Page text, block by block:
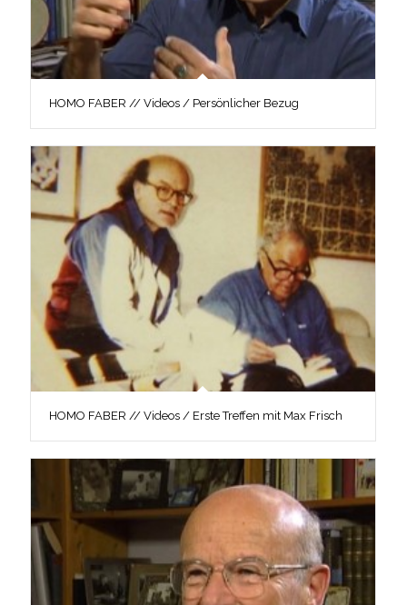
HOMO FABER // Videos / Persönlicher Bezug
HOMO FABER // Videos / Erste Treffen mit Max Frisch